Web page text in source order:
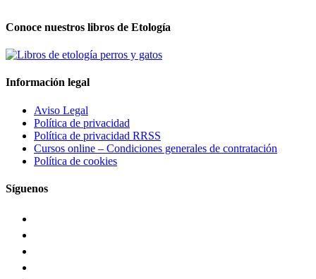
Conoce nuestros libros de Etología
Información legal
Aviso Legal
Política de privacidad
Política de privacidad RRSS
Cursos online – Condiciones generales de contratación
Política de cookies
Síguenos